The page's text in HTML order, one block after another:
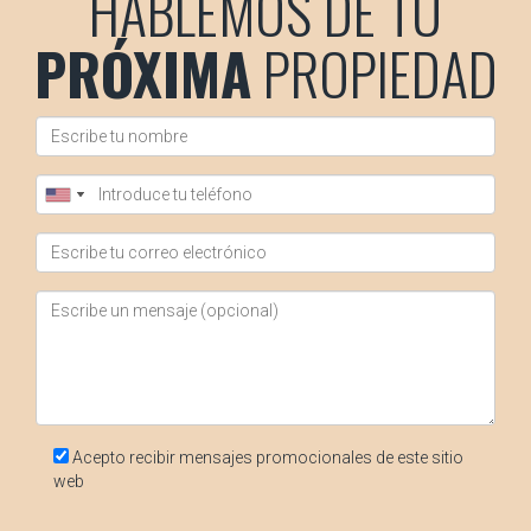
Barcelona y deseas maximizar tu rentabilidad, ¡no dudes en
contactarme! Estoy aquí para ayudarte a tomar decisiones
informadas y estratégicas sobre tu inversión inmobiliaria.
Preguntas Frecuentes
¿Cuál es la mejor época del año para alquilar
un apartamento turístico en Barcelona?
La mejor época suele ser durante la primavera y el verano
turismo.
PRÓXIMAPROPIEDAD
Acepto recibir mensajes promocionales de este sitio
web